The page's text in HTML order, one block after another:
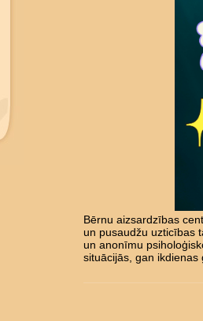
Bērnu aizsardzības
un pusaudžu uzticības
un anonīmu
situācijās, gan ikdienas